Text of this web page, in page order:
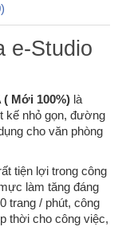
e-Studio
( Mới 100%) là
kế nhỏ gọn, đường
cho văn phòng
tiện lợi trong công
làm tăng đáng
trang / phút, công
thời cho công việc,